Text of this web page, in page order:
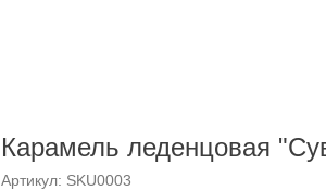
Карамель леденцовая
Артикул: SKU0003